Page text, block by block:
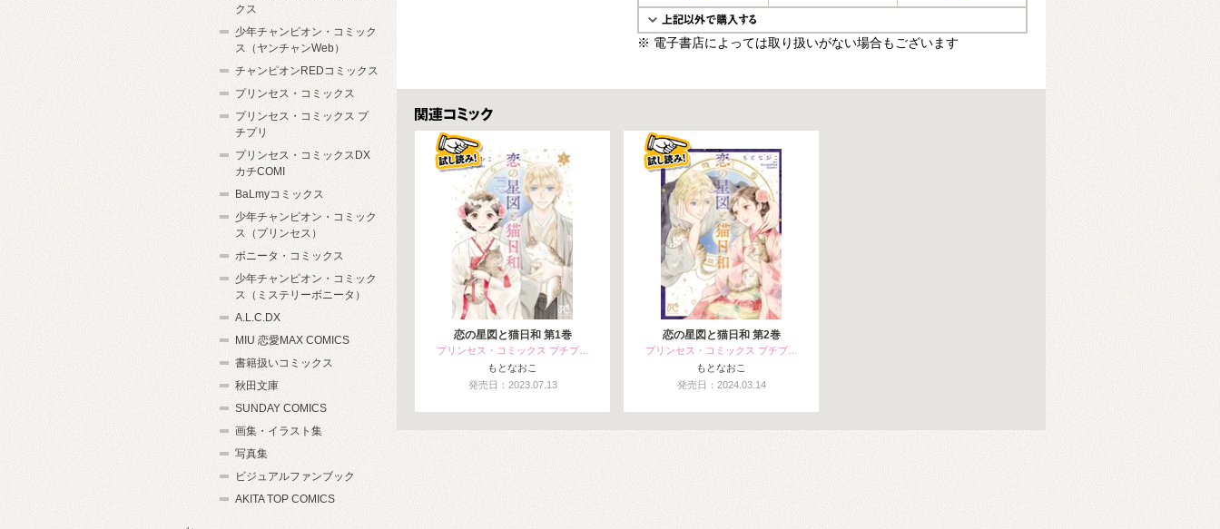
※ 電子書店によっては取り扱いがない場合もございます
関連コミックス
恋の星図と猫日和 第1巻
プリンセス・コミックス プチプ…
もとなおこ
発売日：2023.07.13
恋の星図と猫日和 第2巻
プリンセス・コミックス プチプ…
もとなおこ
発売日：2024.03.14
クス
少年チャンピオン・コミック
ス（ヤンチャンWeb）
チャンピオンREDコミックス
プリンセス・コミックス
プリンセス・コミックス プ
チプリ
プリンセス・コミックスDX
カチCOMI
BaLmyコミックス
少年チャンピオン・コミック
ス（プリンセス）
ボニータ・コミックス
少年チャンピオン・コミック
ス（ミステリーボニータ）
A.L.C.DX
MIU 恋愛MAX COMICS
書籍扱いコミックス
秋田文庫
SUNDAY COMICS
画集・イラスト集
写真集
ビジュアルファンブック
AKITA TOP COMICS